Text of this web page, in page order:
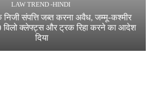
LAW TREND -HINDI
के निजी संपत्ति जब्त करना अवैध, जम्मू-कश्मीर
विलो क्लेफ्ट्स और ट्रक रिहा करने का आदेश
दिया